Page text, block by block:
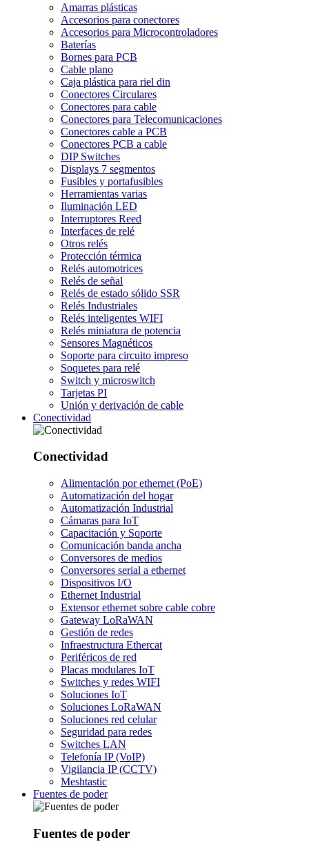
Amarras plásticas
Accesorios para conectores
Accesorios para Microcontroladores
Baterías
Bornes para PCB
Cable plano
Caja plástica para riel din
Conectores Circulares
Conectores para cable
Conectores para Telecomunicaciones
Conectores cable a PCB
Conectores PCB a cable
DIP Switches
Displays 7 segmentos
Fusibles y portafusibles
Herramientas varias
Iluminación LED
Interruptores Reed
Interfaces de relé
Otros relés
Protección térmica
Relés automotrices
Relés de señal
Relés de estado sólido SSR
Relés Industriales
Relés inteligentes WIFI
Relés miniatura de potencia
Sensores Magnéticos
Soporte para circuito impreso
Soquetes para relé
Switch y microswitch
Tarjetas PI
Unión y derivación de cable
Conectividad
Conectividad
Alimentación por ethernet (PoE)
Automatización del hogar
Automatización Industrial
Cámaras para IoT
Capacitación y Soporte
Comunicación banda ancha
Conversores de medios
Conversores serial a ethernet
Dispositivos I/O
Ethernet Industrial
Extensor ethernet sobre cable cobre
Gateway LoRaWAN
Gestión de redes
Infraestructura Ethercat
Periféricos de red
Placas modulares IoT
Switches y redes WIFI
Soluciones IoT
Soluciones LoRaWAN
Soluciones red celular
Seguridad para redes
Switches LAN
Telefonía IP (VoIP)
Vigilancia IP (CCTV)
Meshtastic
Fuentes de poder
Fuentes de poder